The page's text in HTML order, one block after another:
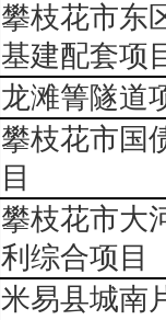
攀枝花市东
基建配套项
龙滩箐隧道
攀枝花市国
目
攀枝花市大
利综合项目
米易县城南